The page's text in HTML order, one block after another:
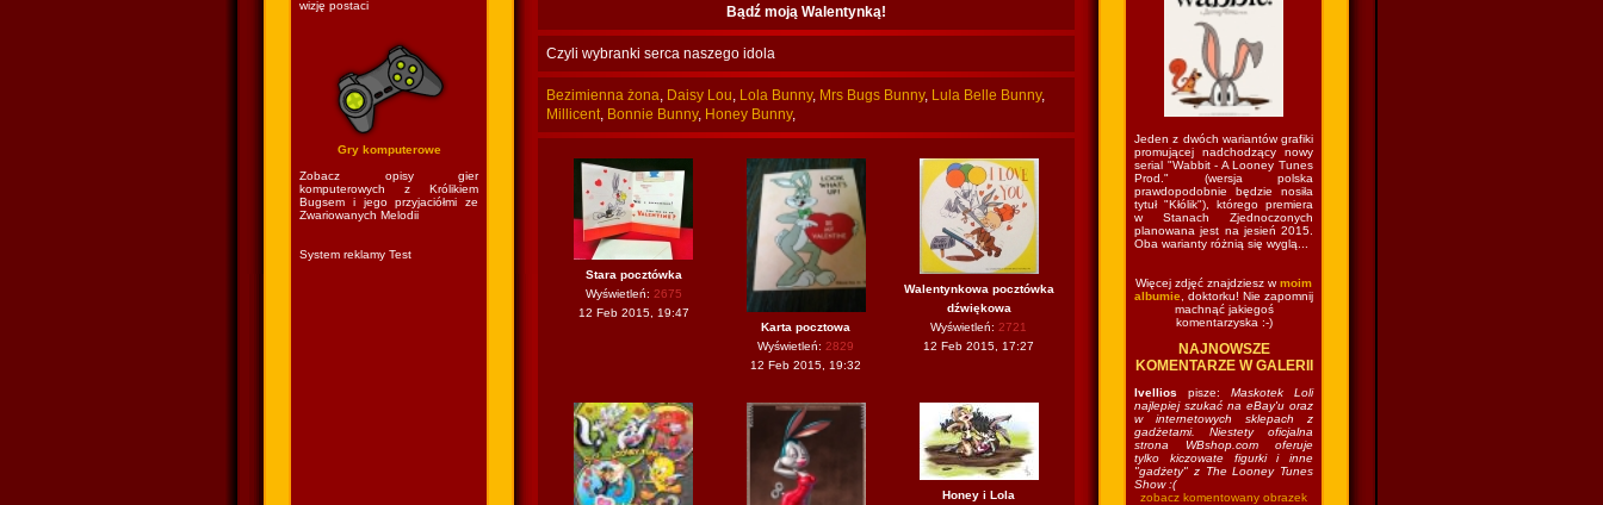
wizję postaci
Gry komputerowe
Zobacz opisy gier
komputerowych z Królikiem
Bugsem i jego przyjaciółmi ze
Zwariowanych Melodii
System reklamy Test
Bądź moją Walentynką!
Czyli wybranki serca naszego idola
Bezimienna żona, Daisy Lou, Lola Bunny, Mrs Bugs Bunny, Lula Belle Bunny,
Millicent, Bonnie Bunny, Honey Bunny,
Stara pocztówka
Wyświetleń: 2675
12 Feb 2015, 19:47
Karta pocztowa
Wyświetleń: 2829
12 Feb 2015, 19:32
Walentynkowa pocztówka
dźwiękowa
Wyświetleń: 2721
12 Feb 2015, 17:27
Honey i Lola
Jeden z dwóch wariantów grafiki
promującej nadchodzący nowy
serial "Wabbit - A Looney Tunes
Prod." (wersja polska
prawdopodobnie będzie nosiła
tytuł "Kłólik"), którego premiera
w Stanach Zjednoczonych
planowana jest na jesień 2015.
Oba warianty różnią się wyglą...
Więcej zdjęć znajdziesz wmoim
albumie , doktorku! Nie zapomnij
machnąć jakiegoś
komentarzyska :-)
NAJNOWSZE
KOMENTARZE W GALERII
Ivellios pisze: Maskotek Loli
najlepiej szukać na eBay'u oraz
w internetowych sklepach z
gadżetami. Niestety oficjalna
strona WBshop.com oferuje
tylko kiczowate figurki i inne
"gadżety" z The Looney Tunes
Show :(
zobacz komentowany obrazek